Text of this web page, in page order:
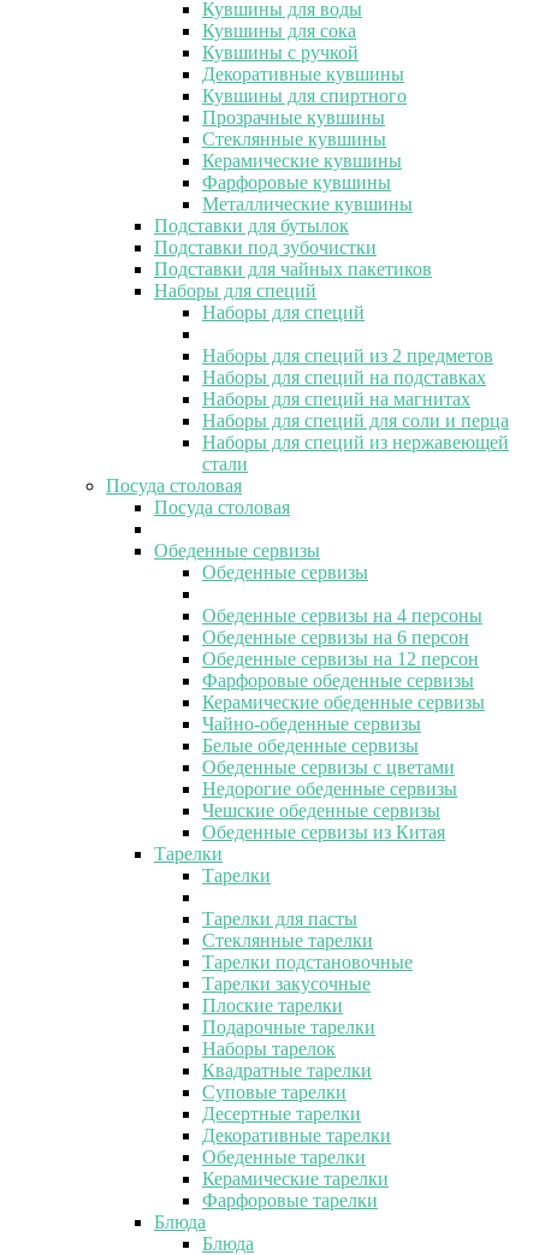
Кувшины для воды
Кувшины для сока
Кувшины с ручкой
Декоративные кувшины
Кувшины для спиртного
Прозрачные кувшины
Стеклянные кувшины
Керамические кувшины
Фарфоровые кувшины
Металлические кувшины
Подставки для бутылок
Подставки под зубочистки
Подставки для чайных пакетиков
Наборы для специй
Наборы для специй
Наборы для специй из 2 предметов
Наборы для специй на подставках
Наборы для специй на магнитах
Наборы для специй для соли и перца
Наборы для специй из нержавеющей
стали
Посуда столовая
Посуда столовая
Обеденные сервизы
Обеденные сервизы
Обеденные сервизы на 4 персоны
Обеденные сервизы на 6 персон
Обеденные сервизы на 12 персон
Фарфоровые обеденные сервизы
Керамические обеденные сервизы
Чайно-обеденные сервизы
Белые обеденные сервизы
Обеденные сервизы с цветами
Недорогие обеденные сервизы
Чешские обеденные сервизы
Обеденные сервизы из Китая
Тарелки
Тарелки
Тарелки для пасты
Стеклянные тарелки
Тарелки подстановочные
Тарелки закусочные
Плоские тарелки
Подарочные тарелки
Наборы тарелок
Квадратные тарелки
Суповые тарелки
Десертные тарелки
Декоративные тарелки
Обеденные тарелки
Керамические тарелки
Фарфоровые тарелки
Блюда
Блюда